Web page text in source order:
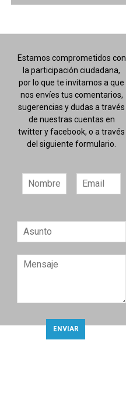
Estamos comprometidos con
la participación ciudadana,
por lo que te invitamos a que
nos envíes tus comentarios,
sugerencias y dudas a través
de nuestras cuentas en
twitter y facebook, o a través
del siguiente formulario.